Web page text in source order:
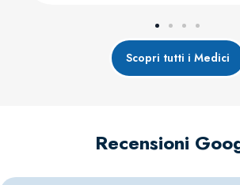
Scopri tutti i Medici
Recensioni